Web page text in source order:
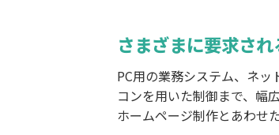
さまざまに要求さ
PC用の業務システム、ネ
コンを用いた制御まで、幅
ホームページ制作とあわせ